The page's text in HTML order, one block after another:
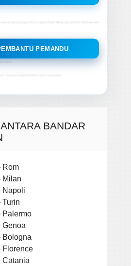
PEMANDU
BANDAR
Rom
Milan
Napoli
Turin
Palermo
Genoa
Bologna
Florence
Catania